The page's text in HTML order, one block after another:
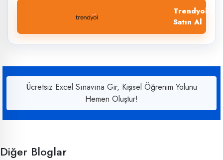
Trendyol'dan
Satın Al
Ücretsiz Excel Sınavına Gir, Kişisel Öğrenim Yolunu
Hemen Oluştur!
Diğer Bloglar